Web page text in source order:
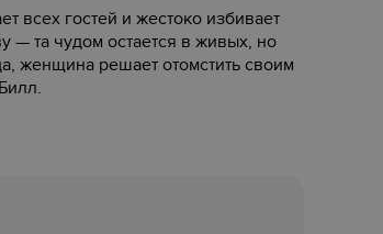
всех гостей и жестоко избивает
— та чудом остается в живых, но
женщина решает отомстить своим